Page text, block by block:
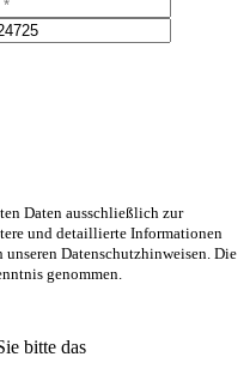
Daten ausschließlich zur
und detaillierte Informationen
Datenschutzhinweisen. Die
genommen.
bitte das